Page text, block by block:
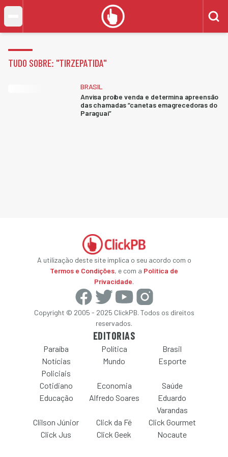
TUDO SOBRE: "TIRZEPATIDA"
BRASIL
Anvisa proíbe venda e determina apreensão
das chamadas “canetas emagrecedoras do
Paraguai”
A utilização deste site implica o seu acordo com o
Termos e Condições, e com a Política de
Privacidade.
Copyright © 2005 - 2025 ClickPB. Todos os direitos
reservados.
EDITORIAS
Paraíba Política
Brasil
Notícias
Policiais
Mundo Esporte
Cotidiano Economia
Saúde
Educação
Alfredo Soares
Eduardo
Varandas
Clilson Júnior
Click da Fé
Click Gourmet
Click Jus
Click Geek Nocaute